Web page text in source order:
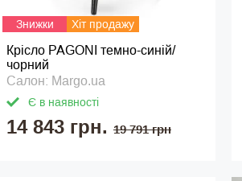
Знижки Хіт продажу
Крісло PAGONI темно-синій/
чорний
Салон: Margo.ua
Є в наявності
14 843 грн. 19 791 грн